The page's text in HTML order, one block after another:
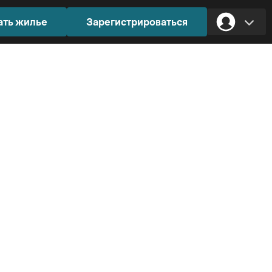
жилье Зарегистрироваться